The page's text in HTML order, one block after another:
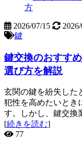
2026/07/15
鍵
鍵交換のおすす
選び方を解説
玄関の鍵を紛失した
犯性を高めたいとき
す。しかし、鍵交
[続きを読む]
77